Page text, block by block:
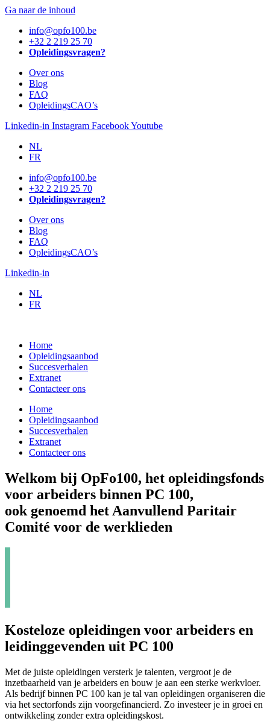
Ga naar de inhoud
info@opfo100.be
+32 2 219 25 70
Opleidingsvragen?
Over ons
Blog
FAQ
OpleidingsCAO’s
Linkedin-in Instagram FacebookYoutube
NL
FR
info@opfo100.be
+32 2 219 25 70
Opleidingsvragen?
Over ons
Blog
FAQ
OpleidingsCAO’s
Linkedin-in
NL
FR
Home
Opleidingsaanbod
Succesverhalen
Extranet
Contacteer ons
Home
Opleidingsaanbod
Succesverhalen
Extranet
Contacteer ons
Welkom bij OpFo100, het opleidingsfonds
voor arbeiders binnen PC 100,
ook genoemd het Aanvullend Paritair
Comité voor de werklieden
Kosteloze opleidingen voor arbeiders en
leidinggevenden uit PC 100
Met de juiste opleidingen versterk je talenten, vergroot je de
inzetbaarheid van je arbeiders en bouw je aan een sterke werkvloer.
Als bedrijf binnen PC 100 kan je tal van opleidingen organiseren die
via het sectorfonds zijn voorgefinancierd. Zo investeer je in groei en
ontwikkeling zonder extra opleidingskost.